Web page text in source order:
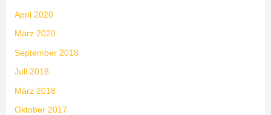
April 2020
März 2020
September 2018
Juli 2018
März 2018
Oktober 2017